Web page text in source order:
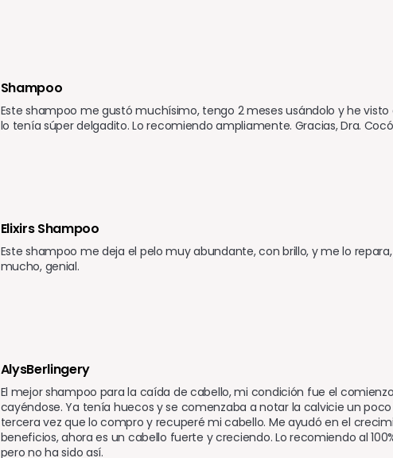
Shampoo
Este shampoo me gustó muchísimo, tengo 2 meses usándolo y he
lo tenía súper delgadito. Lo recomiendo ampliamente. Gracias, Dra.
Elixirs Shampoo
Este shampoo me deja el pelo muy abundante, con brillo, y me lo
mucho, genial.
AlysBerlingery
El mejor shampoo para la caída de cabello, mi condición fue el
cayéndose. Ya tenía huecos y se comenzaba a notar la calvicie un
tercera vez que lo compro y recuperé mi cabello. Me ayudó en el
beneficios, ahora es un cabello fuerte y creciendo. Lo recomiendo al
pero no ha sido así.